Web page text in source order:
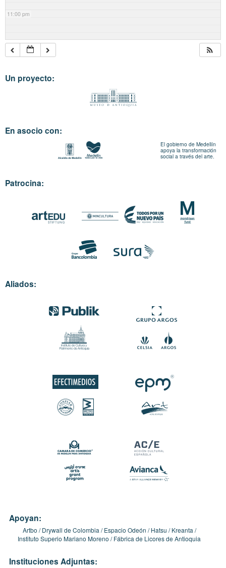
11:00 pm
Un proyecto:
En asocio con:
El gobierno de Medellín
apoya la transformación
social a través del arte.
Patrocina:
Aliados:
Apoyan:
Artbo Drywall de Colombia Espacio Odeón Hatsu
Kreanta
Instituto Superio Mariano Moreno
Fábrica de Licores de Antioquia
Instituciones Adjuntas: